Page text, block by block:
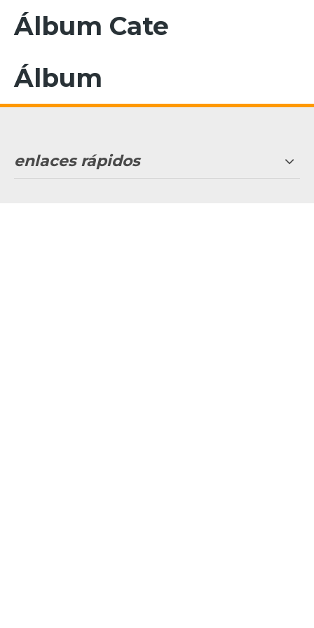
Álbum Cate
Álbum
enlaces rápidos